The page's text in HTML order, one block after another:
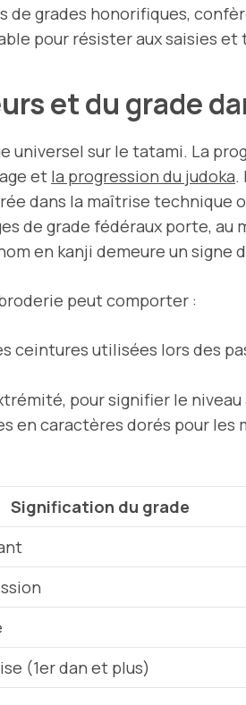
de grades honorifiques,
pour résister aux saisies
et du grade
universel sur le tatami. La
et la progression du judoka.
dans la maîtrise technique
de grade fédéraux porte, au
en kanji demeure un signe
peut comporter :
ceintures utilisées lors des
pour signifier le
en caractères dorés pour les
Signification du grade
(1er dan et plus)